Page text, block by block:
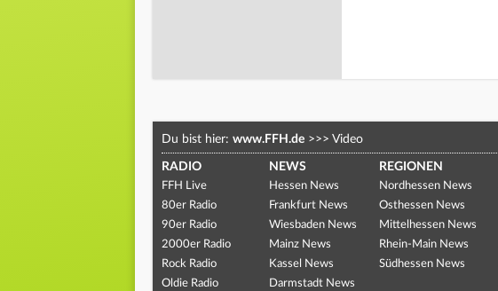
Du bist hier: www.FFH.de >>> Video
RADIO
FFH Live
80er Radio
90er Radio
2000er Radio
Rock Radio
Oldie Radio
NEWS
Hessen News
Frankfurt News
Wiesbaden News
Mainz News
Kassel News
Darmstadt News
REGIONEN
Nordhessen News
Osthessen News
Mittelhessen News
Rhein-Main News
Südhessen News